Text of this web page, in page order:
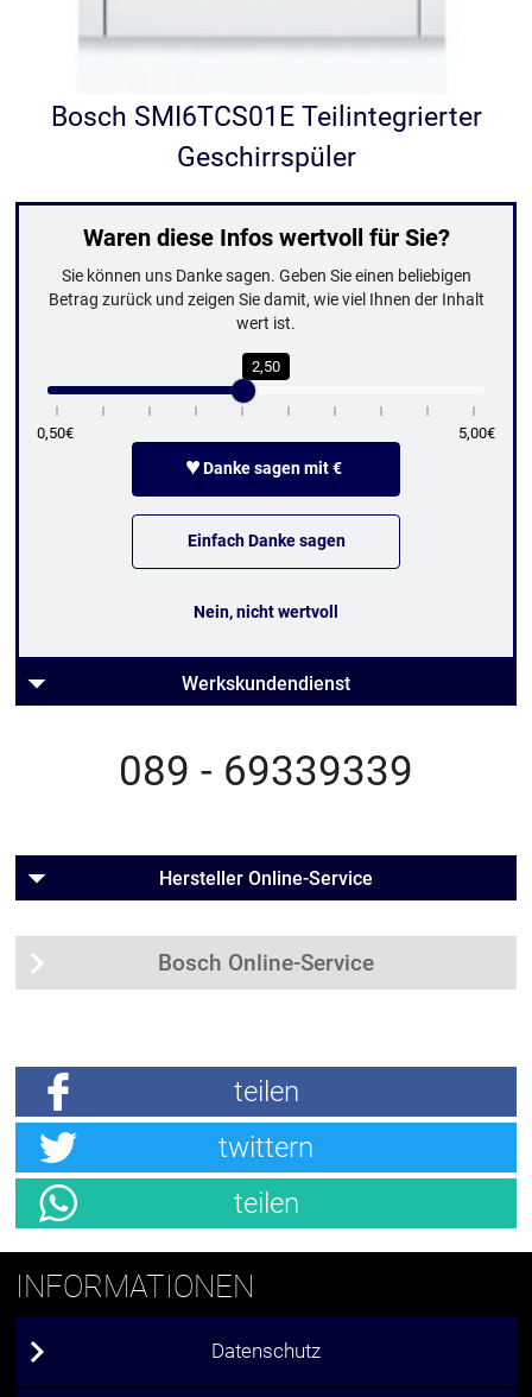
Bosch SMI6TCS01E Teilintegrierter
Geschirrspüler
Waren diese Infos wertvoll für Sie?
Sie können uns Danke sagen. Geben Sie einen beliebigen
Betrag zurück und zeigen Sie damit, wie viel Ihnen der Inhalt
wert ist.
2,50
0,50€ 5,00€
♥Danke sagen mit €
Einfach Danke sagen
Nein, nicht wertvoll
Werkskundendienst
089 - 69339339
Hersteller Online-Service
Bosch Online-Service
teilen
twittern
teilen
INFORMATIONEN
Datenschutz